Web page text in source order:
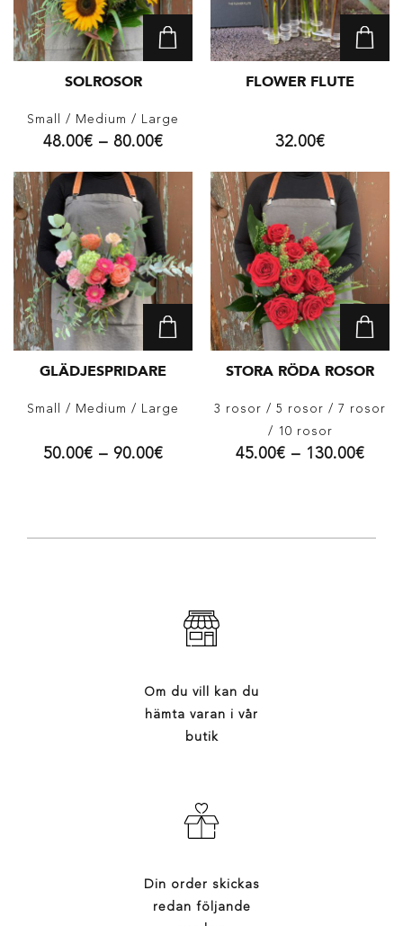
SOLROSOR
Small / Medium / Large
48.00€ – 80.00€
FLOWER FLUTE
32.00€
GLÄDJESPRIDARE
Small / Medium / Large
50.00€ – 90.00€
STORA RÖDA ROSOR
3 rosor / 5 rosor / 7 rosor
/ 10 rosor
45.00€ – 130.00€
Om du vill kan du
hämta varan i vår
butik
Din order skickas
redan följande